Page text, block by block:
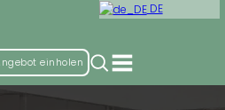
DE
einholen